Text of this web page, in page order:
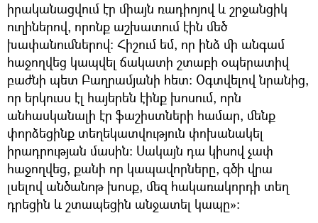
իրականացվում էր միայն ռադիոյով և շրջանցիկ
ուղիներով, որոնք աշխատում էին մեծ
խափանումներով։ Հիշում եմ, որ ինձ մի անգամ
հաջողվեց կապվել ճակատի շտաբի օպերատիվ
բաժնի պետ Բաղրամյանի հետ։ Օգտվելով նրանից,
որ երկուսս էլ հայերեն էինք խոսում, որն
անհասկանալի էր ֆաշիստների համար, մենք
փորձեցինք տեղեկատվություն փոխանակել
իրադրության մասին։ Սակայն դա կիսով չափ
հաջողվեց, քանի որ կապավորները, գծի վրա
լսելով անծանոթ խոսք, մեզ հակառակորդի տեղ
դրեցին և շտապեցին անջատել կապը»։